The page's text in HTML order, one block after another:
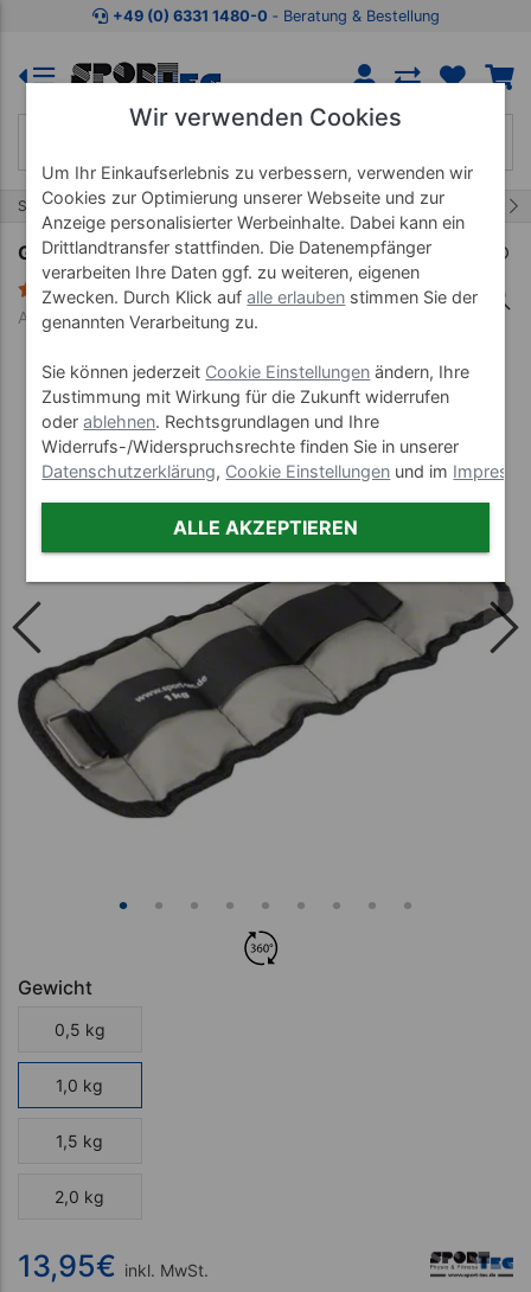
Zum Kaufbereich springen Zur Produktbeschreibung
+49 (0) 6331 1480-0 ‐ Beratung & Bestellung
Start Fitnessartikel Gewichtsmanschetten
Gewichtsmanschetten, 1 kg, Paar
15 Bewertungen
Art-Nr. 03947
Gewicht
0,5 kg
1,0 kg
1,5 kg
2,0 kg
13,95€ inkl. MwSt.
Wir verwenden Cookies
Um Ihr Einkaufserlebnis zu verbessern, verwenden wir
Cookies zur Optimierung unserer Webseite und zur
Anzeige personalisierter Werbeinhalte. Dabei kann ein
Drittlandtransfer stattfinden. Die Datenempfänger
verarbeiten Ihre Daten ggf. zu weiteren, eigenen
Zwecken. Durch Klick aufalle erlauben stimmen Sie der
genannten Verarbeitung zu.
Sie können jederzeit Cookie Einstellungen ändern, Ihre
Zustimmung mit Wirkung für die Zukunft widerrufen
oderablehnen. Rechtsgrundlagen und Ihre
Widerrufs-/Widerspruchsrechte finden Sie in unserer
Datenschutzerklärung, Cookie Einstellungen und im
ALLE AKZEPTIEREN